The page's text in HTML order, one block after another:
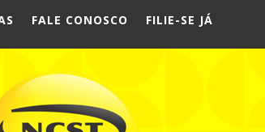
FALE CONOSCO FILIE-SE JÁ